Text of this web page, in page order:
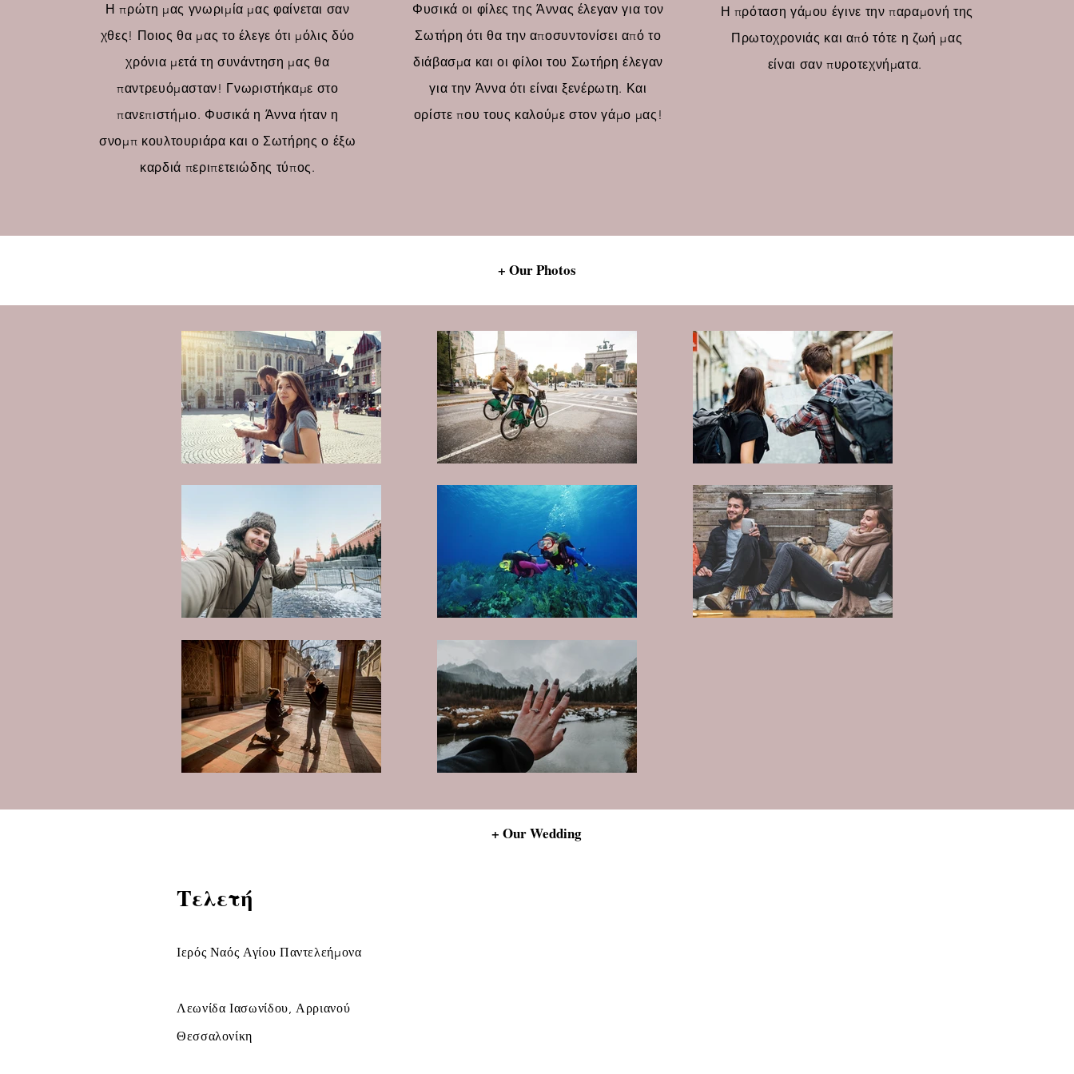
Η πρώτη μας γνωριμία μας φαίνεται σαν
χθες! Ποιος θα μας το έλεγε ότι μόλις δύο
χρόνια μετά τη συνάντηση μας θα
παντρευόμασταν! Γνωριστήκαμε στο
πανεπιστήμιο. Φυσικά η Άννα ήταν η
σνομπ κουλτουριάρα και ο Σωτήρης ο έξω
καρδιά περιπετειώδης τύπος.
Φυσικά οι φίλες της Άννας έλεγαν για τον
Σωτήρη ότι θα την αποσυντονίσει από το
διάβασμα και οι φίλοι του Σωτήρη έλεγαν
για την Άννα ότι είναι ξενέρωτη. Και
ορίστε που τους καλούμε στον γάμο μας!
Η πρόταση γάμου έγινε την παραμονή της
Πρωτοχρονιάς και από τότε η ζωή μας
είναι σαν πυροτεχνήματα.
+ Our Photos
Τελετή
Ιερός Ναός Αγίου Παντελεήμονα
Λεωνίδα Ιασωνίδου, Αρριανού
Θεσσαλονίκη
+ Our Wedding